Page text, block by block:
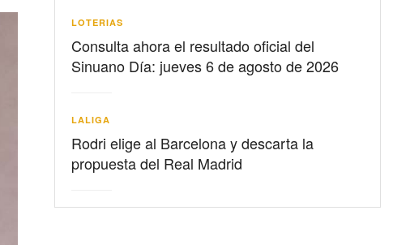
LOTERIAS
Consulta ahora el resultado oficial del
Sinuano Día: jueves 6 de agosto de 2026
LALIGA
Rodri elige al Barcelona y descarta la
propuesta del Real Madrid